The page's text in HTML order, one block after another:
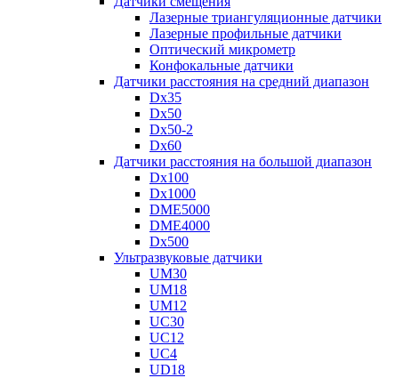
Лазерные триангуляционные датчики
Лазерные профильные датчики
Оптический микрометр
Конфокальные датчики
Датчики расстояния на средний диапазон
Dx35
Dx50
Dx50-2
Dx60
Датчики расстояния на большой диапазон
Dx100
Dx1000
DME5000
DME4000
Dx500
Ультразвуковые датчики
UM30
UM18
UM12
UC30
UC12
UC4
UD18